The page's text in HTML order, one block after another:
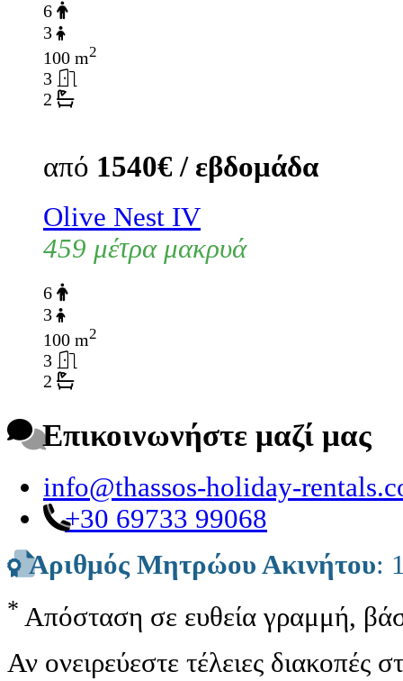
6
3
100 m2
3
2
από 1540€ / εβδομάδα
Olive Nest IV
459 μέτρα μακρυά
6
3
100 m2
3
2
Επικοινωνήστε μαζί μας
info@thassos-holiday-
+30 69733 99068
Αριθμός Μητρώου Ακινήτου:
* Απόσταση σε ευθεία γραμμή,
Αν ονειρεύεστε τέλειες